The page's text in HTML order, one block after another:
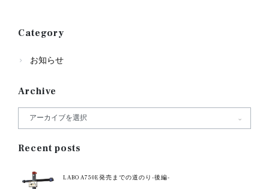
Category
お知らせ
Archive
Recent posts
LABO A750E発売までの道のり-後編-